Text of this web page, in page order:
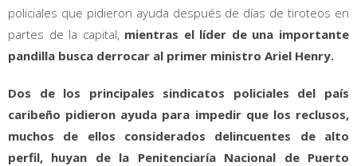
policiales que pidieron ayuda después de días de tiroteos en
partes de la capital, mientras el líder de una importante
pandilla busca derrocar al primer ministro Ariel Henry.
Dos de los principales sindicatos policiales del país
caribeño pidieron ayuda para impedir que los reclusos,
muchos de ellos considerados delincuentes de alto
perfil, huyan de la Penitenciaría Nacional de Puerto